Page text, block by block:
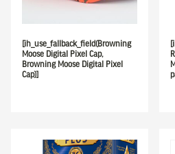
[ih_use_fallback_field(Browning
Moose Digital Pixel Cap,
Browning Moose Digital Pixel
Cap)]